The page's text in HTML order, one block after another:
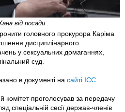
від посади .
головного прокурора Каріма
дисциплінарного
у сексуальних домаганнях,
суд.
в документі на сайті ІСС.
комітет проголосував за передачу
спеціальній сесії держав-членів